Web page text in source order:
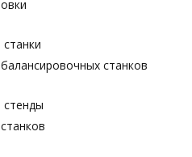
станков
стенды